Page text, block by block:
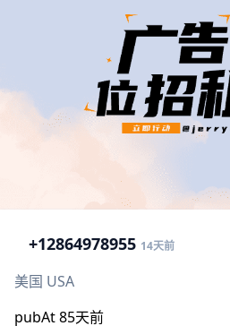
+12864978955 14天前
美国 USA
pubAt 85天前